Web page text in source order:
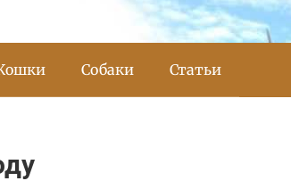
Собаки Статьи